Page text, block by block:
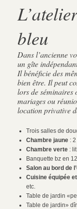
L’atelier
bleu
Dans l’ancienne
un gîte
Il bénéficie des
bien être. Il peut
lors de séminaires
mariages ou
location privative
Trois salles de
Chambre jaune: 2
Chambre verte: lit
Banquette bz en
Salon au bord de
Cuisine équipée
etc.
Table de jardin
Table de jardin»